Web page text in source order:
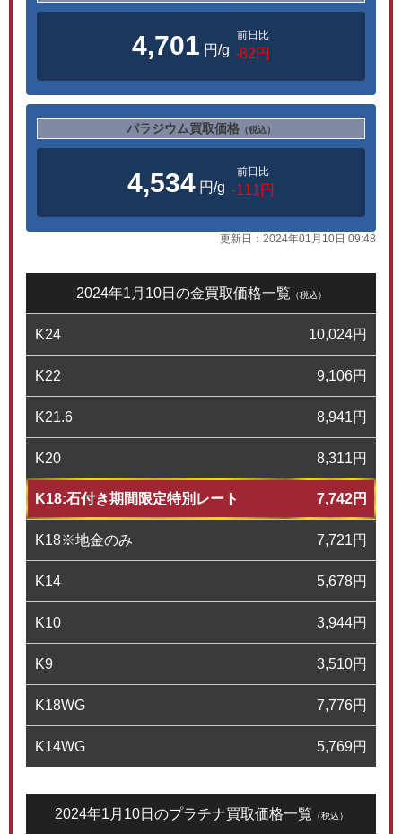
4,701 円/g
前日比
-82円
パラジウム買取価格 （税込）
4,534 円/g
前日比
-111円
更新日： 2024年01月10日 09:48
2024年1月10日の金買取価格一覧 （税込）
K24 10,024円
K22 9,106円
K21.6 8,941円
K20 8,311円
K18:石付き期間限定特別レート 7,742円
K18※地金のみ 7,721円
K14 5,678円
K10 3,944円
K9 3,510円
K18WG 7,776円
K14WG 5,769円
2024年1月10日のプラチナ買取価格一覧 （税込）